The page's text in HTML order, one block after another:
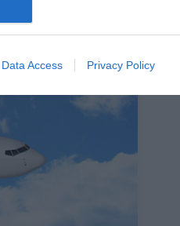
Data Access Privacy Policy